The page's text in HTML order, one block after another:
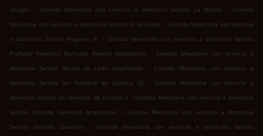
Imagen
. Comida Mexicana con servicio a domicilio Saltillo La Morita . Comida
Mexicana con servicio a domicilio Saltillo El Salvador . Comida Mexicana con servicio
a domicilio Saltillo Nogales III
. Comida Mexicana con servicio a domicilio Saltillo
Profesor Federico Berrueto Ramón Ampliación
. Comida Mexicana con servicio a
domicilio Saltillo María de León Ampliación
.
Comida Mexicana con servicio a
domicilio Saltillo Sin Nombre de Colonia 33
.
Comida Mexicana con servicio a
domicilio Saltillo Sin Nombre de Colonia 2 . Comida Mexicana con servicio a domicilio
Saltillo Vicente Guerrero Ampliación
. Comida Mexicana con servicio a domicilio
Saltillo Vicente Guerrero
.
Comida Mexicana con servicio a domicilio Saltillo